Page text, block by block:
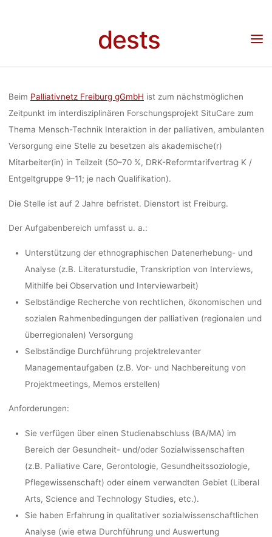
dests
ZU
dests 25. Januar
Stellenangebot: Wissenschaftliche/r Mitarbeiter/in im
interdisziplinären Forschungsprojekt zu Mensch-Technik Interaktion in der palliativen,
Beim Palliativnetz Freiburg gGmbH ist zum nächstmöglichen
Zeitpunkt im interdisziplinären Forschungsprojekt SituCare zum
Thema Mensch-Technik Interaktion in der palliativen, ambulanten
Versorgung eine Stelle zu besetzen als akademische(r)
Mitarbeiter(in) in Teilzeit (50–70 %, DRK-Reformtarifvertrag K /
Entgeltgruppe 9–11; je nach Qualifikation).
Die Stelle ist auf 2 Jahre befristet. Dienstort ist Freiburg.
Der Aufgabenbereich umfasst u. a.:
Unterstützung der ethnographischen Datenerhebung- und
Analyse (z.B. Literaturstudie, Transkription von Interviews,
Mithilfe bei Observation und Interviewarbeit)
Selbständige Recherche von rechtlichen, ökonomischen und
sozialen Rahmenbedingungen der palliativen (regionalen und
überregionalen) Versorgung
Selbständige Durchführung projektrelevanter
Managementaufgaben (z.B. Vor- und Nachbereitung von
Projektmeetings, Memos erstellen)
Anforderungen:
Sie verfügen über einen Studienabschluss (BA/MA) im
Bereich der Gesundheit- und/oder Sozialwissenschaften
(z.B. Palliative Care, Gerontologie, Gesundheitssoziologie,
Pflegewissenschaft) oder einem verwandten Gebiet (Liberal
Arts, Science and Technology Studies, etc.).
Sie haben Erfahrung in qualitativer sozialwissenschaftlichen
Analyse (wie etwa Durchführung und Auswertung